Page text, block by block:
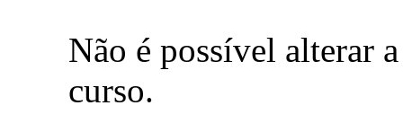
Não é possível alterar
curso.